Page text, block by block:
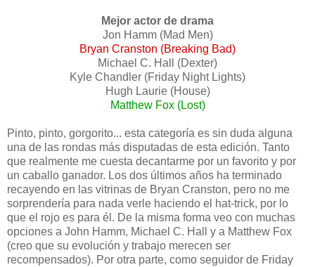
Mejor actor de drama
Jon Hamm (Mad Men)
Bryan Cranston (Breaking Bad)
Michael C. Hall (Dexter)
Kyle Chandler (Friday Night Lights)
Hugh Laurie (House)
Matthew Fox (Lost)
Pinto, pinto, gorgorito... esta categoría es sin duda alguna
una de las rondas más disputadas de esta edición. Tanto
que realmente me cuesta decantarme por un favorito y por
un caballo ganador. Los dos últimos años ha terminado
recayendo en las vitrinas de Bryan Cranston, pero no me
sorprendería para nada verle haciendo el hat-trick, por lo
que el rojo es para él. De la misma forma veo con muchas
opciones a John Hamm, Michael C. Hall y a Matthew Fox
(creo que su evolución y trabajo merecen ser
recompensados). Por otra parte, como seguidor de Friday